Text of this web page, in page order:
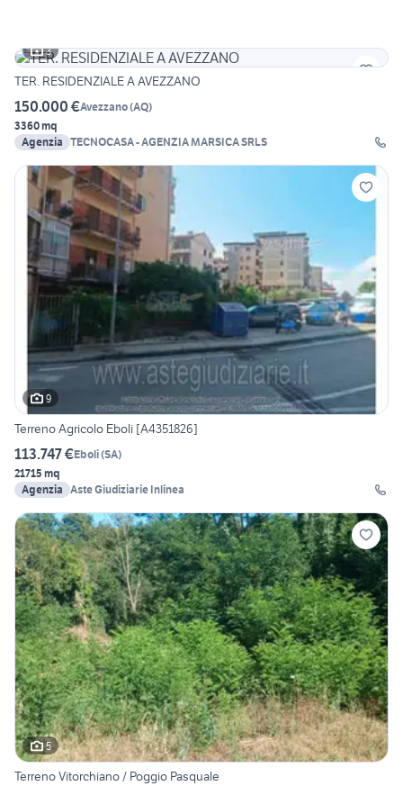
3
TER. RESIDENZIALE A AVEZZANO
150.000 €Avezzano(AQ)
3360 mq
Agenzia TECNOCASA - AGENZIA MARSICA SRLS
9
Terreno Agricolo Eboli [A4351826]
113.747 €Eboli(SA)
21715 mq
Agenzia Aste Giudiziarie Inlinea
5
Terreno Vitorchiano / Poggio Pasquale